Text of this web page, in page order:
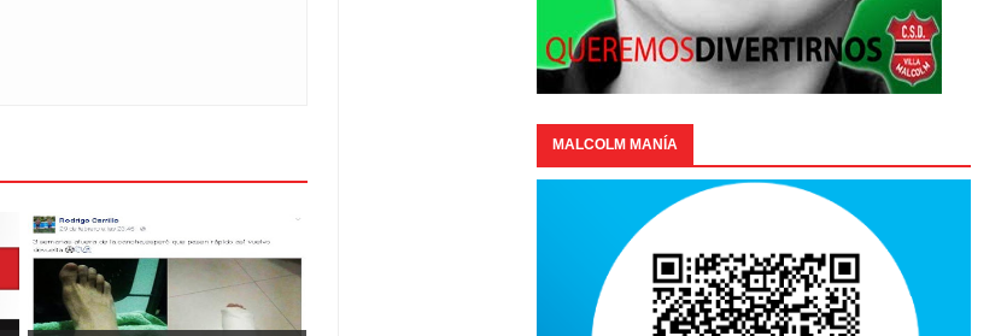
MALCOLM MANÍA